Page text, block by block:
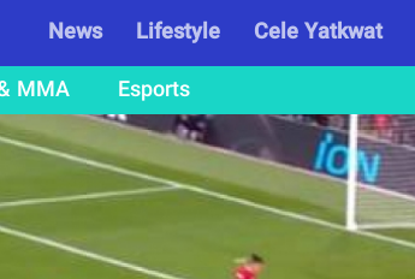
News Lifestyle Cele Yatkwat
MMA Esports